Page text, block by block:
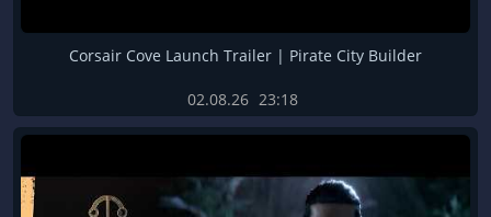
Corsair Cove Launch Trailer | Pirate City Builder
02.08.26 23:18